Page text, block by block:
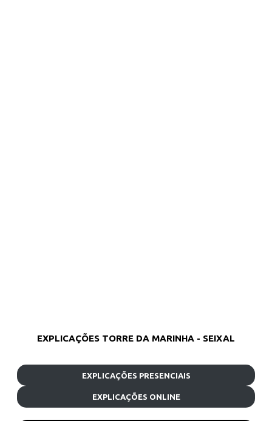
EXPLICAÇÕES TORRE DA MARINHA - SEIXAL
EXPLICAÇÕES PRESENCIAIS
EXPLICAÇÕES ONLINE